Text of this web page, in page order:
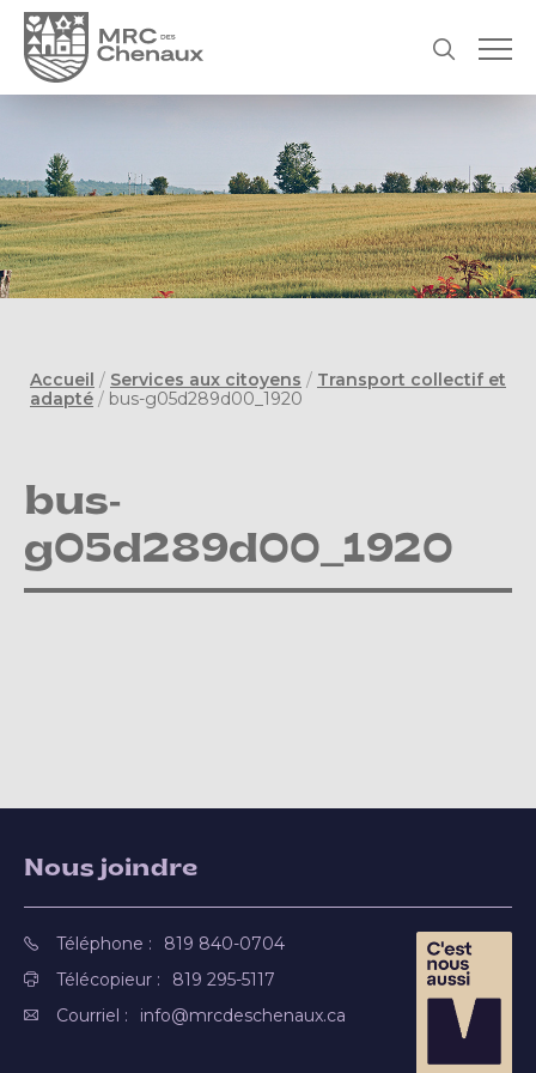
Accueil / Services aux citoyens / Transport collectif et
adapté / bus-g05d289d00_1920
bus-
g05d289d00_1920
Nous joindre
Téléphone :
819 840-0704
Télécopieur :
819 295-5117
Courriel :
info@mrcdeschenaux.ca